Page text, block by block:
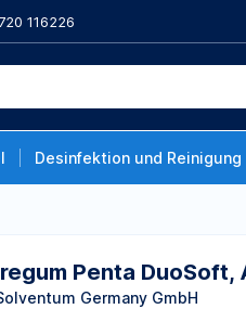
116226
Desinfektion und Reinigung
Penta DuoSoft,
Germany GmbH